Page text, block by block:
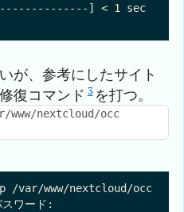
] < 1 sec
が、参考にしたサイト
復コマンド 3 を打つ。
www/nextcloud/occ
/var/www/nextcloud/occ
ワード: